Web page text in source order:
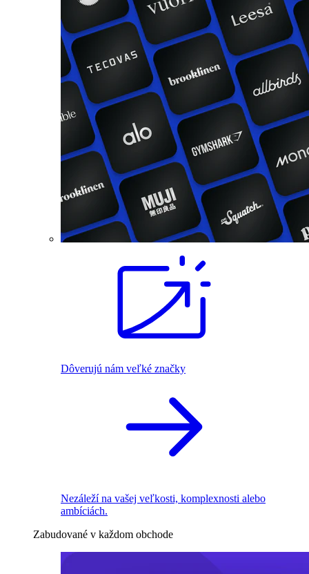
Dôverujú nám veľké značky
Nezáleží na vašej veľkosti, komplexnosti alebo
ambíciách.
Zabudované v každom obchode